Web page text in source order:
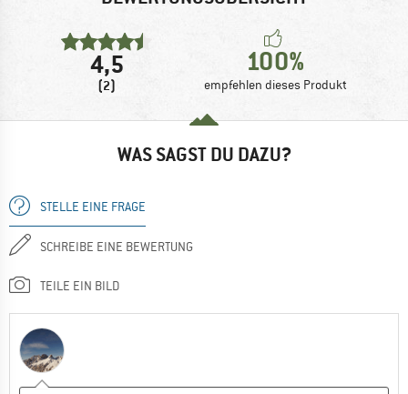
4,5
(2)
100%
empfehlen dieses Produkt
WAS SAGST DU DAZU?
STELLE EINE FRAGE
SCHREIBE EINE BEWERTUNG
TEILE EIN BILD